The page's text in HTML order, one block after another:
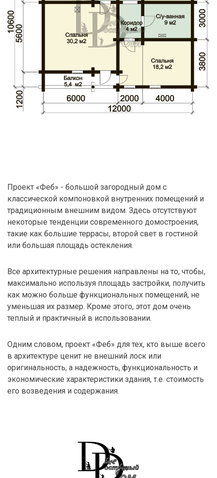
Проект «Феб» - большой загородный дом с
классической компоновкой внутренних помещений и
традиционным внешним видом. Здесь отсутствуют
некоторые тенденции современного домостроения,
такие как большие террасы, второй свет в гостиной
или большая площадь остекления.
Все архитектурные решения направлены на то, чтобы,
максимально используя площадь застройки, получить
как можно больше функциональных помещений, не
уменьшая их размер. Кроме этого, этот дом очень
теплый и практичный в использовании.
Одним словом, проект «Феб» для тех, кто выше всего
в архитектуре ценит не внешний лоск или
оригинальность, а надежность, функциональность и
экономические характеристики здания, т.е. стоимость
его возведения и содержания.